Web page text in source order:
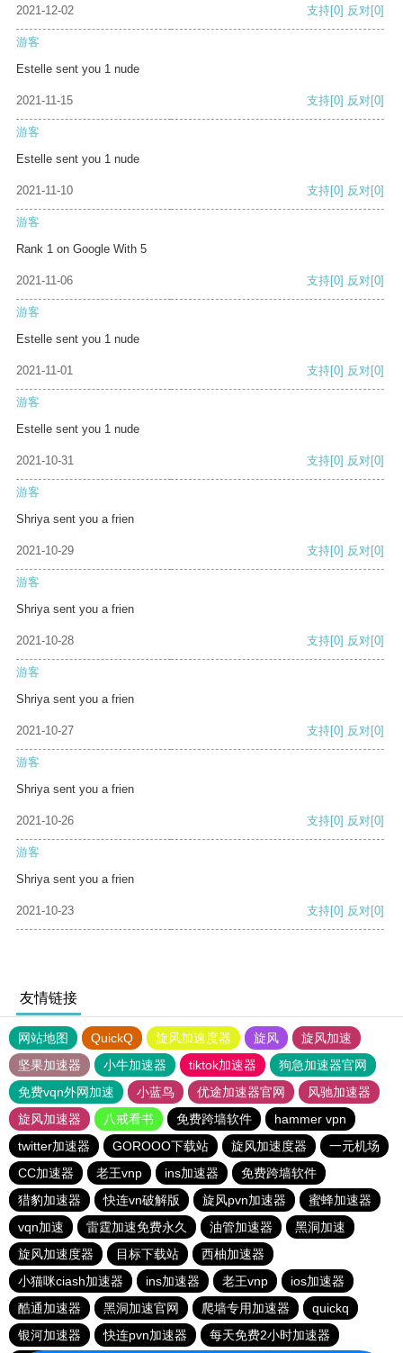
2021-12-02 支持[0] 反对[0]
游客
Estelle sent you 1 nude
2021-11-15 支持[0] 反对[0]
游客
Estelle sent you 1 nude
2021-11-10 支持[0] 反对[0]
游客
Rank 1 on Google With 5
2021-11-06 支持[0] 反对[0]
游客
Estelle sent you 1 nude
2021-11-01 支持[0] 反对[0]
游客
Estelle sent you 1 nude
2021-10-31 支持[0] 反对[0]
游客
Shriya sent you a frien
2021-10-29 支持[0] 反对[0]
游客
Shriya sent you a frien
2021-10-28 支持[0] 反对[0]
游客
Shriya sent you a frien
2021-10-27 支持[0] 反对[0]
游客
Shriya sent you a frien
2021-10-26 支持[0] 反对[0]
游客
Shriya sent you a frien
2021-10-23 支持[0] 反对[0]
友情链接
网站地图 QuickQ 旋风加速度器 旋风
旋风加速
坚果加速器
小牛加速器 tiktok加速器
狗急加速器官网
免费vqn外网加速
小蓝鸟 优途加速器官网
风驰加速器
旋风加速器
八戒看书 免费跨墙软件
hammer vpn
twitter加速器
GOROOO下载站 旋风加速度器
一元机场
CC加速器
老王vnp ins加速器
免费跨墙软件
猎豹加速器
快连vn破解版 旋风pvn加速器
蜜蜂加速器
vqn加速
雷霆加速免费永久 油管加速器
黑洞加速
旋风加速度器
目标下载站
西柚加速器
小猫咪ciash加速器
ins加速器 老王vnp
ios加速器
酷通加速器
黑洞加速官网 爬墙专用加速器
quickq
银河加速器
快连pvn加速器 每天免费2小时加速器